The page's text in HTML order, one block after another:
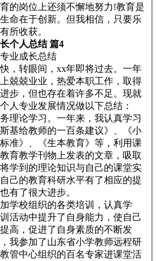
的岗位上还须不懈地努力!教育是
命在于创新。但我相信，只要乐
所收获。
个人总结 篇4
业成长总结
，转眼间，xx年即将过去。一年
兢兢业业，热爱本职工作，取得
步，但也存在着许多不足。现就
人专业发展情况做以下总结：
理论学习。一年来，我认真学习
基给教师的一百条建议》、《小
准》、《生本教育》等，利用课
育教学刊物上发表的文章，吸取
学到的理论知识与自己的课堂实
己的教育科研水平有了相应的提
有了很大进步。
学校组织的各类培训，认真学
活动中提升了自身能力，使自己
高，促进了自身素质的不断发
我参加了山东省小学教师远程研
管中心组织的百名专家进课堂活